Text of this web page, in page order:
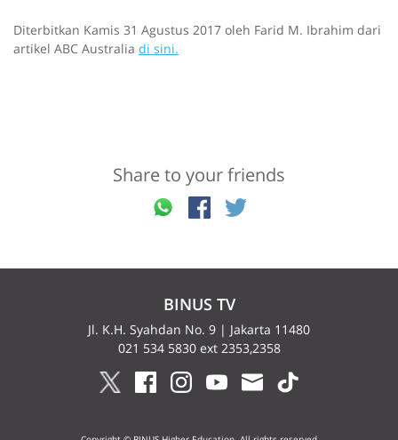
Diterbitkan Kamis 31 Agustus 2017 oleh Farid M. Ibrahim dari
artikel ABC Australia di sini.
Share to your friends
BINUS TV
Jl. K.H. Syahdan No. 9 | Jakarta 11480
021 534 5830 ext 2353,2358